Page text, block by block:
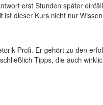
erst Stunden später
dieser Kurs nicht nur
Profi. Er gehört zu den
Tipps, die auch